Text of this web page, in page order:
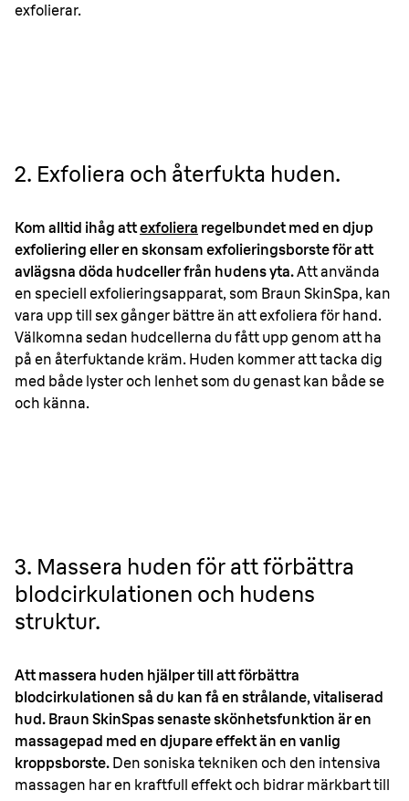
exfolierar.
2. Exfoliera och återfukta huden.
Kom alltid ihåg attexfoliera regelbundet med en djup
exfoliering eller en skonsam exfolieringsborste för att
avlägsna döda hudceller från hudens yta.Att använda
en speciell exfolieringsapparat, som Braun SkinSpa, kan
vara upp till sex gånger bättre än att exfoliera för hand.
Välkomna sedan hudcellerna du fått upp genom att ha
på en återfuktande kräm. Huden kommer att tacka dig
med både lyster och lenhet som du genast kan både se
och känna.
3. Massera huden för att förbättra
blodcirkulationen och hudens
struktur.
Att massera huden hjälper till att förbättra
blodcirkulationen så du kan få en strålande, vitaliserad
hud. Braun SkinSpas senaste skönhetsfunktion är en
massagepad med en djupare effekt än en vanlig
kroppsborste. Den soniska tekniken och den intensiva
massagen har en kraftfull effekt och bidrar märkbart till